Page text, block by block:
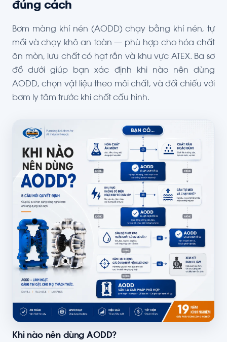
đúng cách
Bơm màng khí nén (AODD) chạy bằng khí nén, tự
mồi và chạy khô an toàn — phù hợp cho hóa chất
ăn mòn, lưu chất có hạt rắn và khu vực ATEX. Ba sơ
đồ dưới giúp bạn xác định khi nào nên dùng
AODD, chọn vật liệu theo môi chất, và đối chiếu với
bơm ly tâm trước khi chốt cấu hình.
Khi nào nên dùng AODD?